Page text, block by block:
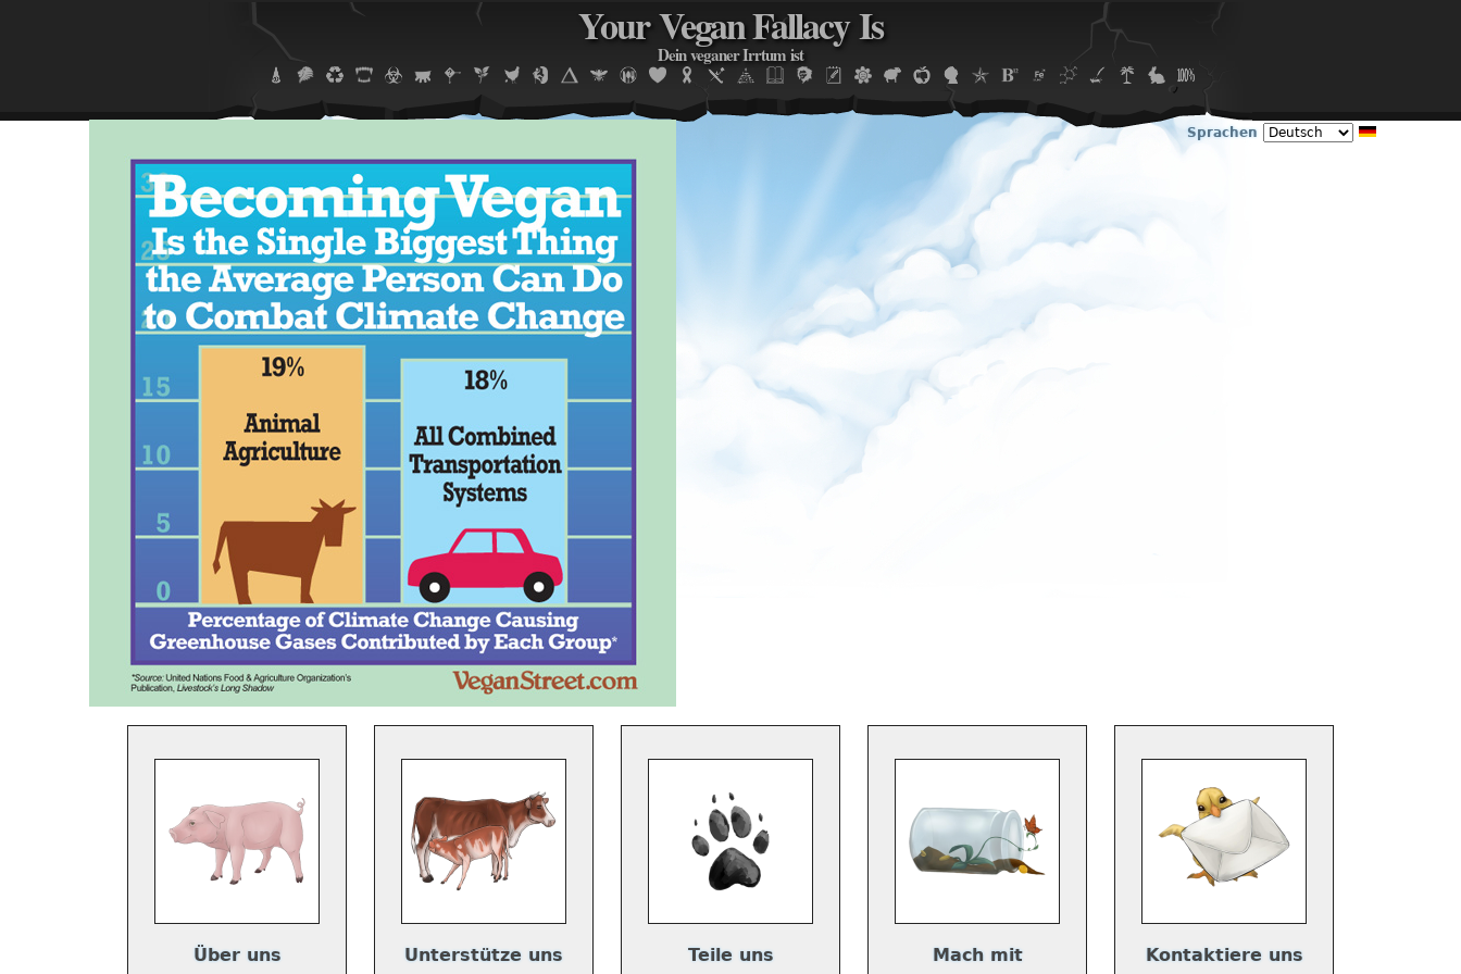
Jump to navigation
Sprachen
Your Vegan Fallacy Is
Dein veganer Irrtum ist
Über uns Unterstütze uns Teile uns Mach mit Kontaktiere uns